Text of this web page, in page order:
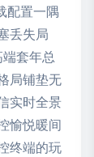
配置一隅
丢失局
套年总
局铺垫无
实时全景
愉悦暖间
终端的玩